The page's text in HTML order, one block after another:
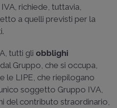
richiede, tuttavia,
a quelli previsti per la
tutti gli obblighi
Gruppo, che si occupa,
le LIPE, che riepilogano
soggetto Gruppo IVA,
del contributo straordinario,